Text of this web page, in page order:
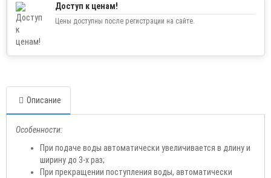
Доступ к ценам!
Цены доступны после регистрации на сайте.
Описание
Особенности:
При подаче воды автоматически увеличивается в длину и
ширину до 3-х раз;
При прекращении поступления воды, автоматически